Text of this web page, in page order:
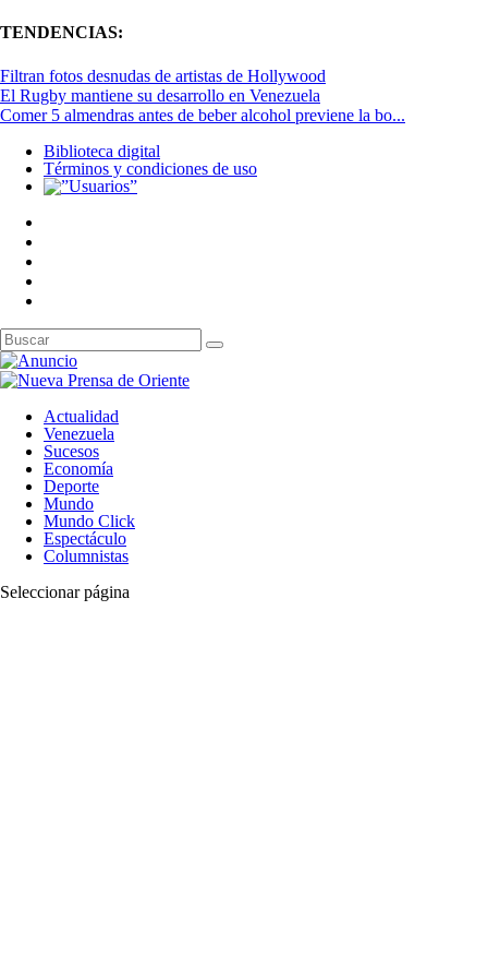
TENDENCIAS:
Filtran fotos desnudas de artistas de Hollywood
El Rugby mantiene su desarrollo en Venezuela
Comer 5 almendras antes de beber alcohol previene la bo...
Biblioteca digital
Términos y condiciones de uso
Actualidad
Venezuela
Sucesos
Economía
Deporte
Mundo
Mundo Click
Espectáculo
Columnistas
Seleccionar página